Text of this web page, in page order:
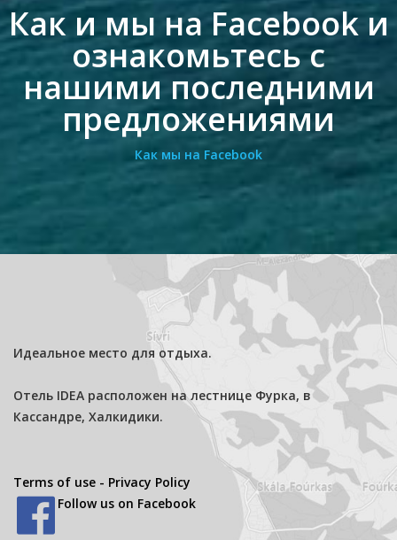
Как и мы на Facebook и
ознакомьтесь с
нашими последними
предложениями
Как мы на Facebook
Идеальное место для отдыха.
Отель IDEA расположен на лестнице Фурка, в
Кассандре, Халкидики.
Terms of use - Privacy Policy
Follow us on Facebook